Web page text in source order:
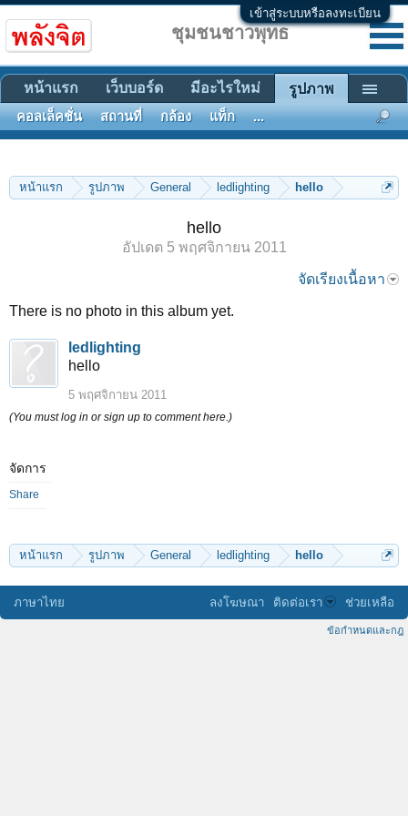
เข้าสู่ระบบหรือลงทะเบียน
หน้าแรก รูปภาพ General ledlighting hello
hello
อัปเดต 5 พฤศจิกายน 2011
จัดเรียงเนื้อหา
There is no photo in this album yet.
ledlighting
hello
5 พฤศจิกายน 2011
(You must log in or sign up to comment here.)
จัดการ
Share
หน้าแรก รูปภาพ General ledlighting hello
ชุมชนชาวพุทธ
หน้าแรก เว็บบอร์ด มีอะไรใหม่ รูปภาพ
คอลเล็คชั่น สถานที่ กล้อง แท็ก ...
ภาษาไทย ลงโฆษณา ติดต่อเรา ช่วยเหลือ
ข้อกำหนดและกฎ